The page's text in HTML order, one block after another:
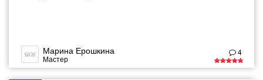
Марина Ерошкина
Мастер
4